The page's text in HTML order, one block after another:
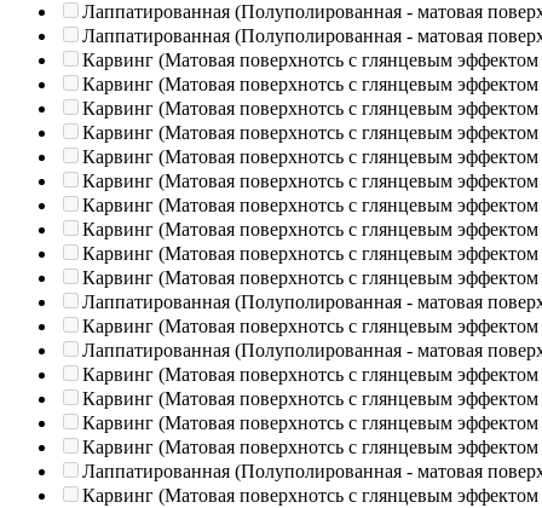
Лаппатированная (Полуполированная - матовая
Лаппатированная (Полуполированная - матовая
Карвинг (Матовая поверхнотсь с глянцевым эффектом
Карвинг (Матовая поверхнотсь с глянцевым эффектом
Карвинг (Матовая поверхнотсь с глянцевым эффектом
Карвинг (Матовая поверхнотсь с глянцевым эффектом
Карвинг (Матовая поверхнотсь с глянцевым эффектом
Карвинг (Матовая поверхнотсь с глянцевым эффектом
Карвинг (Матовая поверхнотсь с глянцевым эффектом
Карвинг (Матовая поверхнотсь с глянцевым эффектом
Карвинг (Матовая поверхнотсь с глянцевым эффектом
Карвинг (Матовая поверхнотсь с глянцевым эффектом
Лаппатированная (Полуполированная - матовая
Карвинг (Матовая поверхнотсь с глянцевым эффектом
Лаппатированная (Полуполированная - матовая
Карвинг (Матовая поверхнотсь с глянцевым эффектом
Карвинг (Матовая поверхнотсь с глянцевым эффектом
Карвинг (Матовая поверхнотсь с глянцевым эффектом
Карвинг (Матовая поверхнотсь с глянцевым эффектом
Лаппатированная (Полуполированная - матовая
Карвинг (Матовая поверхнотсь с глянцевым эффектом